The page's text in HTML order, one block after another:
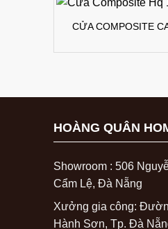
CỬA COMPOSITE
HOÀNG QUÂN
Showroom : 506
Cẩm Lệ, Đà Nẵng
Xưởng gia công:
Hành Sơn, Tp. Đà